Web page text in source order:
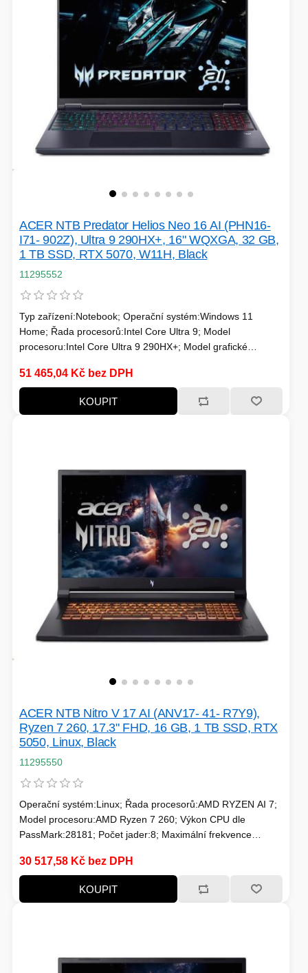
ACER NTB Predator Helios Neo 16 AI (PHN16-
I71- 902Z), Ultra 9 290HX+, 16" WQXGA, 32 GB,
1 TB SSD, RTX 5070, W11H, Black
11295552
Typ zařízení:Notebook; Operační systém:Windows 11
Home; Řada procesorů:Intel Core Ultra 9; Model
procesoru:Intel Core Ultra 9 290HX+; Model grafické
panelu:IPS; Úhlopříčka displeje ("):16; Rozlišení
displeje:2560x1600; Formát obrazovky:16:10; Povrchová
úprava displeje:Lesklý; Typ disku:SSD
51 465,04 Kč bez DPH
KOUPIT
ACER NTB Nitro V 17 AI (ANV17- 41- R7Y9),
Ryzen 7 260, 17.3" FHD, 16 GB, 1 TB SSD, RTX
5050, Linux, Black
11295550
Operační systém:Linux; Řada procesorů:AMD RYZEN AI 7;
Model procesoru:AMD Ryzen 7 260; Výkon CPU dle
PassMark:28181; Počet jader:8; Maximální frekvence
TDP:45; Model grafické karty:NVIDIA RTX 5050; Velikost
paměti RAM (GB):32; Typ panelu:IPS; Úhlopříčka displeje
30 517,58 Kč bez DPH
KOUPIT